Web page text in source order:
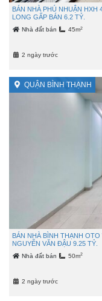
BÁN NHÀ PHÚ NHUẬN HXH
LONG GẤP BÁN 6.2 TỶ.
Nhà đất bán 45m2
2 ngày trước
QUẬN BÌNH THẠNH
BÁN NHÀ BÌNH THẠNH
NGUYỄN VĂN ĐẬU 9.25 TỶ.
Nhà đất bán 50m2
2 ngày trước